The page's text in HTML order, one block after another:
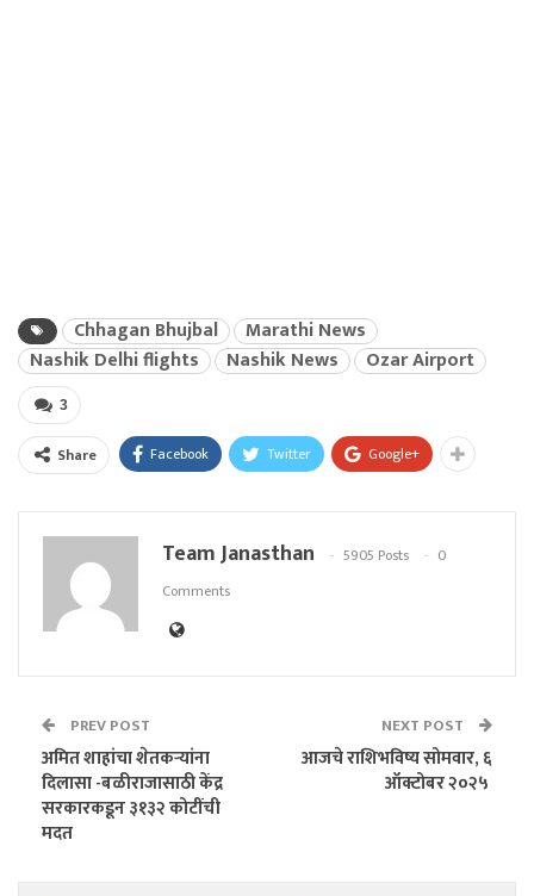
Chhagan Bhujbal
Marathi News
Nashik Delhi flights
Nashik News Ozar Airport
3
Share Facebook Twitter Google+
Team Janasthan 5905 Posts
0
Comments
PREV POST
अमित शाहांचा शेतकऱ्यांना
दिलासा -बळीराजासाठी केंद्र
सरकारकडून ३१३२ कोटींची
मदत
NEXT POST
आजचे राशिभविष्य सोमवार, ६
ऑक्टोबर २०२५